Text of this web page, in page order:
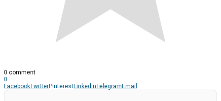
0 comment
0
FacebookTwitterPinterestLinkedinTelegramEmail